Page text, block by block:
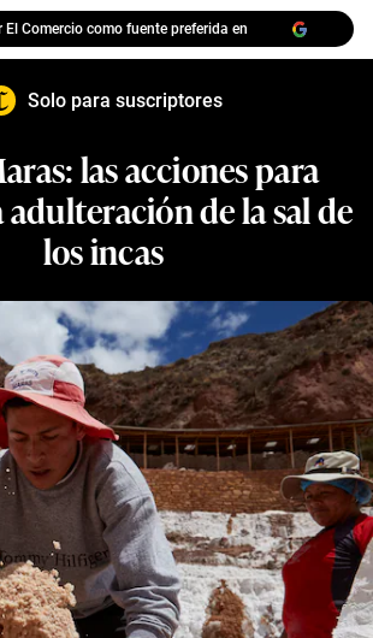
El Comercio como fuente preferida en
Solo para suscriptores
las acciones para
de la sal de
los incas